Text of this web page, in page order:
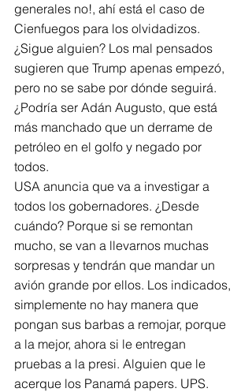
generales no!, ahí está el caso de
Cienfuegos para los olvidadizos.
¿Sigue alguien? Los mal pensados
sugieren que Trump apenas empezó,
pero no se sabe por dónde seguirá.
¿Podría ser Adán Augusto, que está
más manchado que un derrame de
petróleo en el golfo y negado por
todos.
USA anuncia que va a investigar a
todos los gobernadores. ¿Desde
cuándo? Porque si se remontan
mucho, se van a llevarnos muchas
sorpresas y tendrán que mandar un
avión grande por ellos. Los indicados,
simplemente no hay manera que
pongan sus barbas a remojar, porque
a la mejor, ahora si le entregan
pruebas a la presi. Alguien que le
acerque los Panamá papers. UPS.